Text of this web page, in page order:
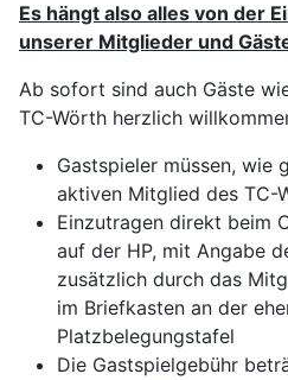
Es hängt also alles von der
unserer Mitglieder und
Ab sofort sind auch Gäste
TC-Wörth herzlich
Gastspieler müssen, wie
aktiven Mitglied des TC-
Einzutragen direkt beim
auf der HP, mit Angabe
zusätzlich durch das
im Briefkasten an der
Platzbelegungstafel
Die Gastspielgebühr